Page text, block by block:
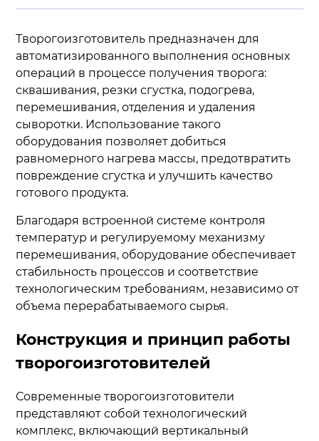
Творогоизготовитель предназначен для
автоматизированного выполнения основных
операций в процессе получения творога:
сквашивания, резки сгустка, подогрева,
перемешивания, отделения и удаления
сыворотки. Использование такого
оборудования позволяет добиться
равномерного нагрева массы, предотвратить
повреждение сгустка и улучшить качество
готового продукта.
Благодаря встроенной системе контроля
температур и регулируемому механизму
перемешивания, оборудование обеспечивает
стабильность процессов и соответствие
технологическим требованиям, независимо от
объема перерабатываемого сырья.
Конструкция и принцип работы
творогоизготовителей
Современные творогоизготовители
представляют собой технологический
комплекс, включающий вертикальный